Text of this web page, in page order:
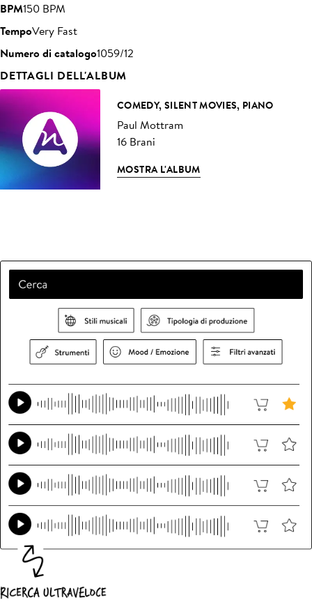
BPM150 BPM
TempoVery Fast
Numero di catalogo1059/12
DETTAGLI DELL'ALBUM
COMEDY, SILENT MOVIES, PIANO
Paul Mottram
16 Brani
MOSTRA L'ALBUM